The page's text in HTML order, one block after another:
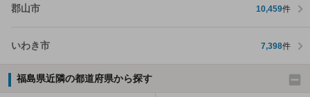
郡山市 10,459件
いわき市 7,398件
福島県近隣の都道府県から探す